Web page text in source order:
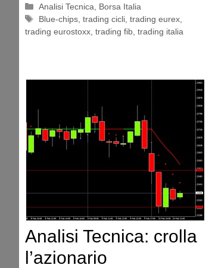
Categorie
Analisi Tecnica
Borsa Italia
Tag
Blue-chips ,trading cicli ,trading eurex
trading eurostoxx trading fib trading italia
Analisi Tecnica: crolla
l’azionario